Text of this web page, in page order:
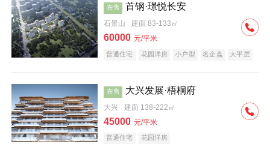
在售 首钢·璟悦长安
石景山 建面 83-133㎡
60000 元/平米
普通住宅 花园洋房 小户型 名企盘 大平层
在售 大兴发展·梧桐府
大兴 建面 138-222㎡
45000 元/平米
普通住宅 花园洋房